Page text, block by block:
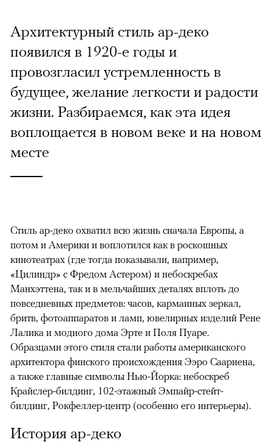
Архитектурный стиль ар-деко
появился в 1920-е годы и
провозгласил устремленность в
будущее, желание легкости и радости
жизни. Разбираемся, как эта идея
воплощается в новом веке и на новом
месте
Стиль ар-деко охватил всю жизнь сначала Европы, а
потом и Америки и воплотился как в роскошных
кинотеатрах (где тогда показывали, например,
«Цилиндр» с Фредом Астером) и небоскребах
Манхэттена, так и в мельчайших деталях вплоть до
повседневных предметов: часов, карманных зеркал,
бритв, фотоаппаратов и ламп, ювелирных изделий Рене
Лалика и модного дома Эрте и Поля Пуаре.
Образцами этого стиля стали работы американского
архитектора финского происхождения Ээро Саариена,
а также главные символы Нью-Йорка: небоскреб
Крайслер-билдинг, 102-этажный Эмпайр-стейт-
билдинг, Рокфеллер-центр (особенно его интерьеры).
История ар-деко